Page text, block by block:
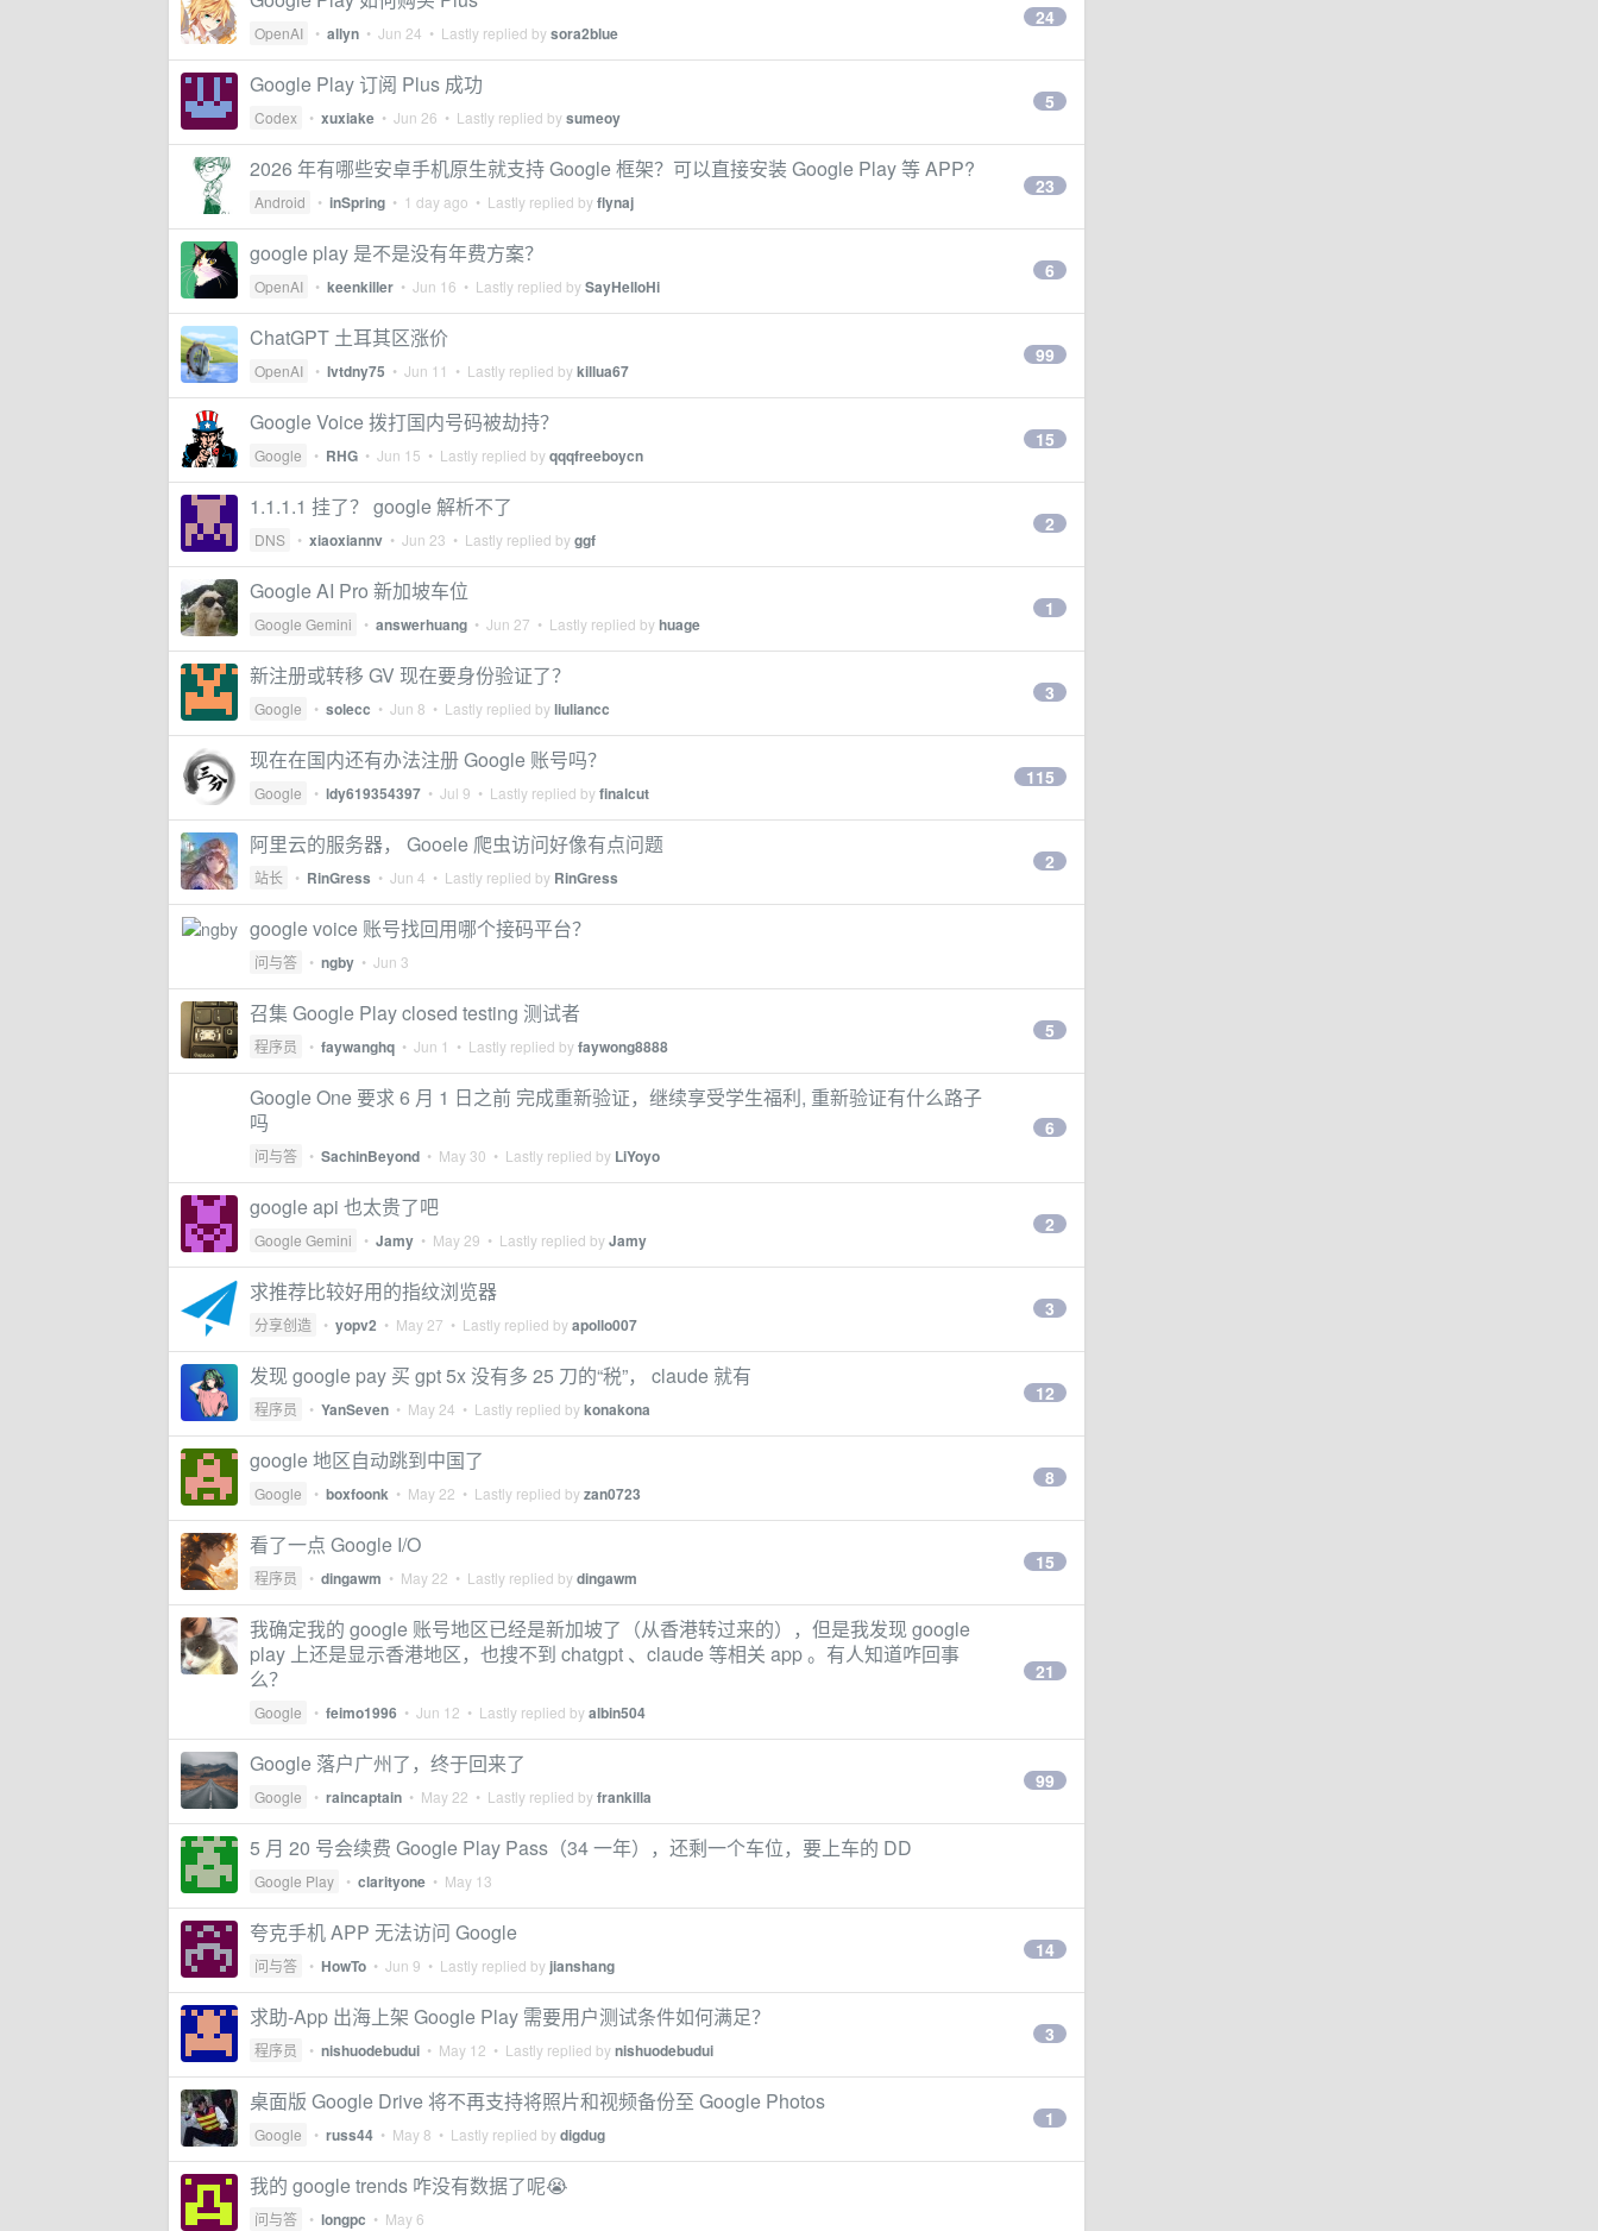
OpenAI • allyn • Jun 24 • Lastly replied bysora2blue
24
Google Play 订阅 Plus 成功
Codex • xuxiake • Jun 26 • Lastly replied bysumeoy
5
2026 年有哪些安卓手机原生就支持 Google 框架？可以直接安装 Google Play 等 APP?
Android • inSpring • 1 day ago • Lastly replied byflynaj
23
google play 是不是没有年费方案？
OpenAI • keenkiller • Jun 16 • Lastly replied bySayHelloHi
6
ChatGPT 土耳其区涨价
OpenAI • Ivtdny75 • Jun 11 • Lastly replied bykillua67
99
Google Voice 拨打国内号码被劫持？
Google • RHG • Jun 15 • Lastly replied byqqqfreeboycn
15
1.1.1.1 挂了？ google 解析不了
DNS • xiaoxiannv • Jun 23 • Lastly replied byggf
2
Google AI Pro 新加坡车位
Google Gemini • answerhuang • Jun 27 • Lastly replied byhuage
1
新注册或转移 GV 现在要身份验证了？
Google • solecc • Jun 8 • Lastly replied byliuliancc
3
现在在国内还有办法注册 Google 账号吗？
Google • ldy619354397 • Jul 9 • Lastly replied byfinalcut
115
阿里云的服务器， Gooele 爬虫访问好像有点问题
站长 • RinGress • Jun 4 • Lastly replied by RinGress
2
google voice 账号找回用哪个接码平台？
问与答 • ngby • Jun 3
召集 Google Play closed testing 测试者
程序员 • faywanghq • Jun 1 • Lastly replied byfaywong8888
5
Google One 要求 6 月 1 日之前 完成重新验证，继续享受学生福利, 重新验证有什么路子
吗
问与答 • SachinBeyond • May 30 • Lastly replied by LiYoyo
6
google api 也太贵了吧
Google Gemini • Jamy • May 29 • Lastly replied byJamy
2
求推荐比较好用的指纹浏览器
分享创造 • yopv2 • May 27 • Lastly replied byapollo007
3
发现 google pay 买 gpt 5x 没有多 25 刀的“税”， claude 就有
程序员 • YanSeven • May 24 • Lastly replied bykonakona
12
google 地区自动跳到中国了
Google • boxfoonk • May 22 • Lastly replied byzan0723
8
看了一点 Google I/O
程序员 • dingawm • May 22 • Lastly replied bydingawm
15
我确定我的 google 账号地区已经是新加坡了（从香港转过来的），但是我发现 google
play 上还是显示香港地区，也搜不到 chatgpt 、claude 等相关 app 。有人知道咋回事
么？
Google • feimo1996 • Jun 12 • Lastly replied byalbin504
21
Google 落户广州了，终于回来了
Google • raincaptain • May 22 • Lastly replied byfrankilla
99
5 月 20 号会续费 Google Play Pass（34 一年），还剩一个车位，要上车的 DD
Google Play • clarityone • May 13
夸克手机 APP 无法访问 Google
问与答 • HowTo • Jun 9 • Lastly replied by jianshang
14
求助-App 出海上架 Google Play 需要用户测试条件如何满足？
程序员 • nishuodebudui • May 12 • Lastly replied bynishuodebudui
3
桌面版 Google Drive 将不再支持将照片和视频备份至 Google Photos
Google • russ44 • May 8 • Lastly replied bydigdug
1
我的 google trends 咋没有数据了呢😭
问与答 • longpc • May 6